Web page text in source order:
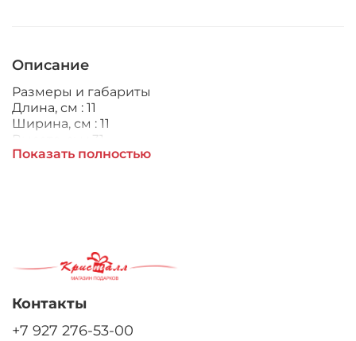
Описание
Размеры и габариты
Длина, см : 11
Ширина, см : 11
Высота, см : 31
Общая информация
Показать полностью
Контакты
+7 927 276-53-00